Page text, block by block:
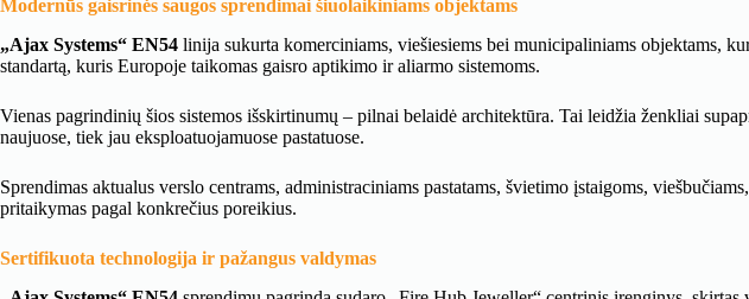
Modernūs gaisrinės saugos sprendimai šiuolaikiniams objektams
„Ajax Systems“ EN54 linija sukurta komerciniams, viešiesiems bei municipaliniams objektams,
standartą, kuris Europoje taikomas gaisro aptikimo ir aliarmo sistemoms.
Vienas pagrindinių šios sistemos išskirtinumų – pilnai belaidė architektūra. Tai leidžia ženkliai
naujuose, tiek jau eksploatuojamuose pastatuose.
Sprendimas aktualus verslo centrams, administraciniams pastatams, švietimo įstaigoms,
pritaikymas pagal konkrečius poreikius.
Sertifikuota technologija ir pažangus valdymas